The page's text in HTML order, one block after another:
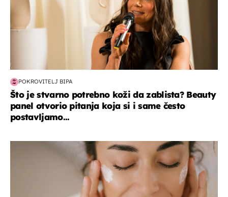
POKROVITELJ BIPA
Što je stvarno potrebno koži da zablista? Beauty
panel otvorio pitanja koja si i same često
postavljamo...
moda & ljepota